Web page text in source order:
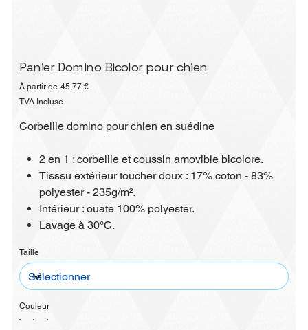
Panier Domino Bicolor pour chien
À partir de Prix
45,77 €
TVA Incluse
Corbeille domino pour chien en suédine
2 en 1 : corbeille et coussin amovible bicolore.
Tisssu extérieur toucher doux : 17% coton - 83%
polyester - 235g/m².
Intérieur : ouate 100% polyester.
Lavage à 30°C.
Taille
Couleur